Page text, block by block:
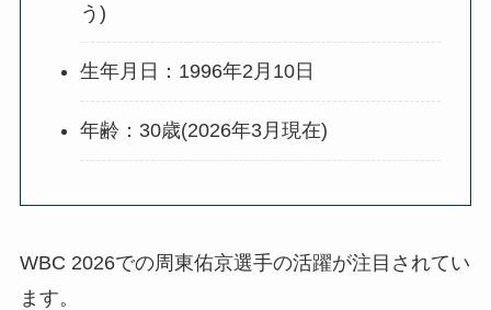
う)
生年月日：1996年2月10日
年齢：30歳(2026年3月現在)
WBC 2026での周東佑京選手の活躍が注目されてい
ます。